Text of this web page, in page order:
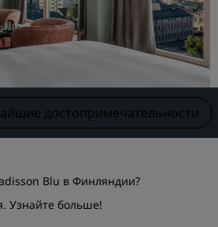
Отраслевые решения
Найти рейсы
Найти рейсы
Питание
Цифровые услуги
достопримечательности
Blu в Финляндии?
Узнайте больше!